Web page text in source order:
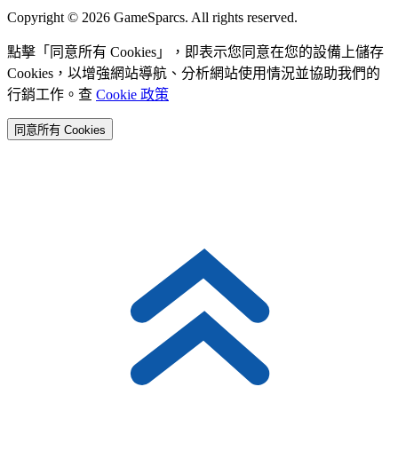
Copyright © 2026 GameSparcs. All rights reserved.
點擊「同意所有 Cookies」，即表示您同意在您的設備上儲存
Cookies，以增強網站導航、分析網站使用情況並協助我們的
行銷工作。查 Cookie 政策
同意所有 Cookies